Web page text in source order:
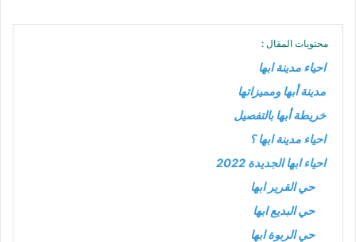
محتويات المقال :
احياء مدينة ابها
مدينة أبها ومميزاتها
خريطة أبها بالتفصيل
احياء مدينة ابها ؟
احياء ابها الجديدة 2022
حي القرير ابها
حي البديع ابها
حي الربوة ابها